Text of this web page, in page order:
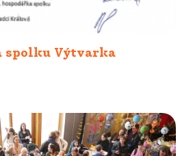
spolku Výtvarka